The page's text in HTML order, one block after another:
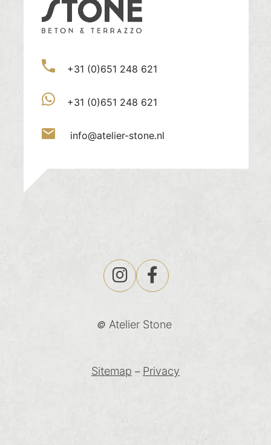
+31 (0)651 248 621
+31 (0)651 248 621
info@atelier-stone.nl
© Atelier Stone
Sitemap – Privacy